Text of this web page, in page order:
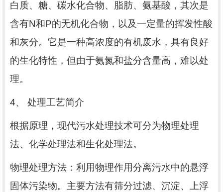
白质、糖、碳水化合物、脂肪、氨基酸，其次是
含有N和P的无机化合物，以及一定量的挥发性酸
和灰分。它是一种高浓度的有机废水，具有良好
的生化特性，但由于氨氮和盐分含量高，难以处
理。
4、 处理工艺简介
根据原理，现代污水处理技术可分为物理处理
法、化学处理法和生化处理法。
物理处理方法：利用物理作用分离污水中的悬浮
固体污染物。主要方法有筛分过滤、沉淀、上浮